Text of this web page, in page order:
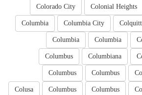
Colonial Heights
Colorado City
Colquitt
Columbia City
Columbia
Columbia
Columbia
Columbiana
Columbus
Columbus
Columbus
Columbus
Columbus
Colusa